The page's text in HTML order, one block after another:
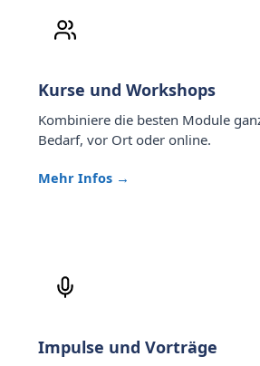
Kurse und Workshops
Kombiniere die besten Module
Bedarf, vor Ort oder online.
Mehr Infos →
Impulse und Vorträge